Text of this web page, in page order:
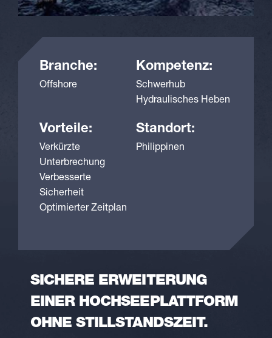
Branche:
Offshore
Kompetenz:
Schwerhub
Hydraulisches Heben
Vorteile:
Verkürzte
Unterbrechung
Verbesserte
Sicherheit
Optimierter Zeitplan
Standort:
Philippinen
SICHERE ERWEITERUNG
EINER HOCHSEEPLATTFORM
OHNE STILLSTANDSZEIT.